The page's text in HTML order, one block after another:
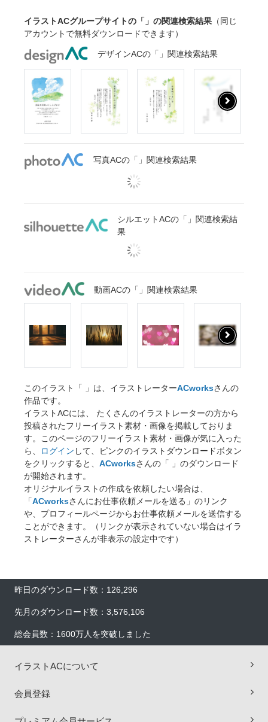
イラストACグループサイトの「」の関連検索結果 （同じ
アカウントで無料ダウンロードできます）
デザインACの「」関連検索結果
写真ACの「」関連検索結果
シルエットACの「」関連検索結
果
動画ACの「」関連検索結果
このイラスト「 」は、イラストレーターACworksさんの
作品です。
イラストACには、 たくさんのイラストレーターの方から
投稿されたフリーイラスト素材・画像を掲載しておりま
す。このページのフリーイラスト素材・画像が気に入った
ら、
ログイン して、ピンクのイラストダウンロードボタン
をクリックすると、 ACworksさんの「
」のダウンロード
が開始されます。
オリジナルイラストの作成を依頼したい場合は、
「ACworksさんにお仕事依頼メールを送る」のリンク
や、プロフィールページからお仕事依頼メールを送信する
ことができます。（リンクが表示されていない場合はイラ
ストレーターさんが非表示の設定中です）
昨日のダウンロード数：126,296
先月のダウンロード数：3,576,106
総会員数：1600万人を突破しました
イラストACについて
会員登録